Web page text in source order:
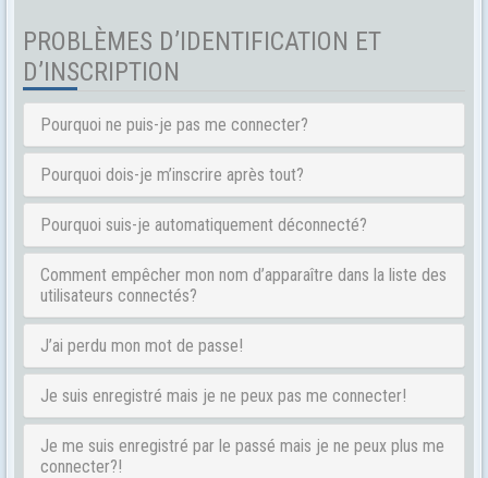
PROBLÈMES D’IDENTIFICATION ET
D’INSCRIPTION
Pourquoi ne puis-je pas me connecter?
Pourquoi dois-je m’inscrire après tout?
Pourquoi suis-je automatiquement déconnecté?
Comment empêcher mon nom d’apparaître dans la liste des
utilisateurs connectés?
J’ai perdu mon mot de passe!
Je suis enregistré mais je ne peux pas me connecter!
Je me suis enregistré par le passé mais je ne peux plus me
connecter?!